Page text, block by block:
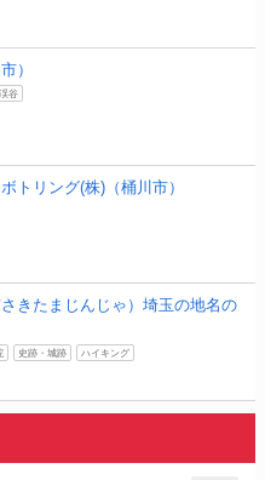
）
渓谷
トリング(株)（桶川市）
きたまじんじゃ）埼玉の地名の
史跡・城跡 ハイキング